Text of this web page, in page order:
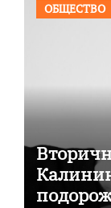
ОБЩЕСТВО